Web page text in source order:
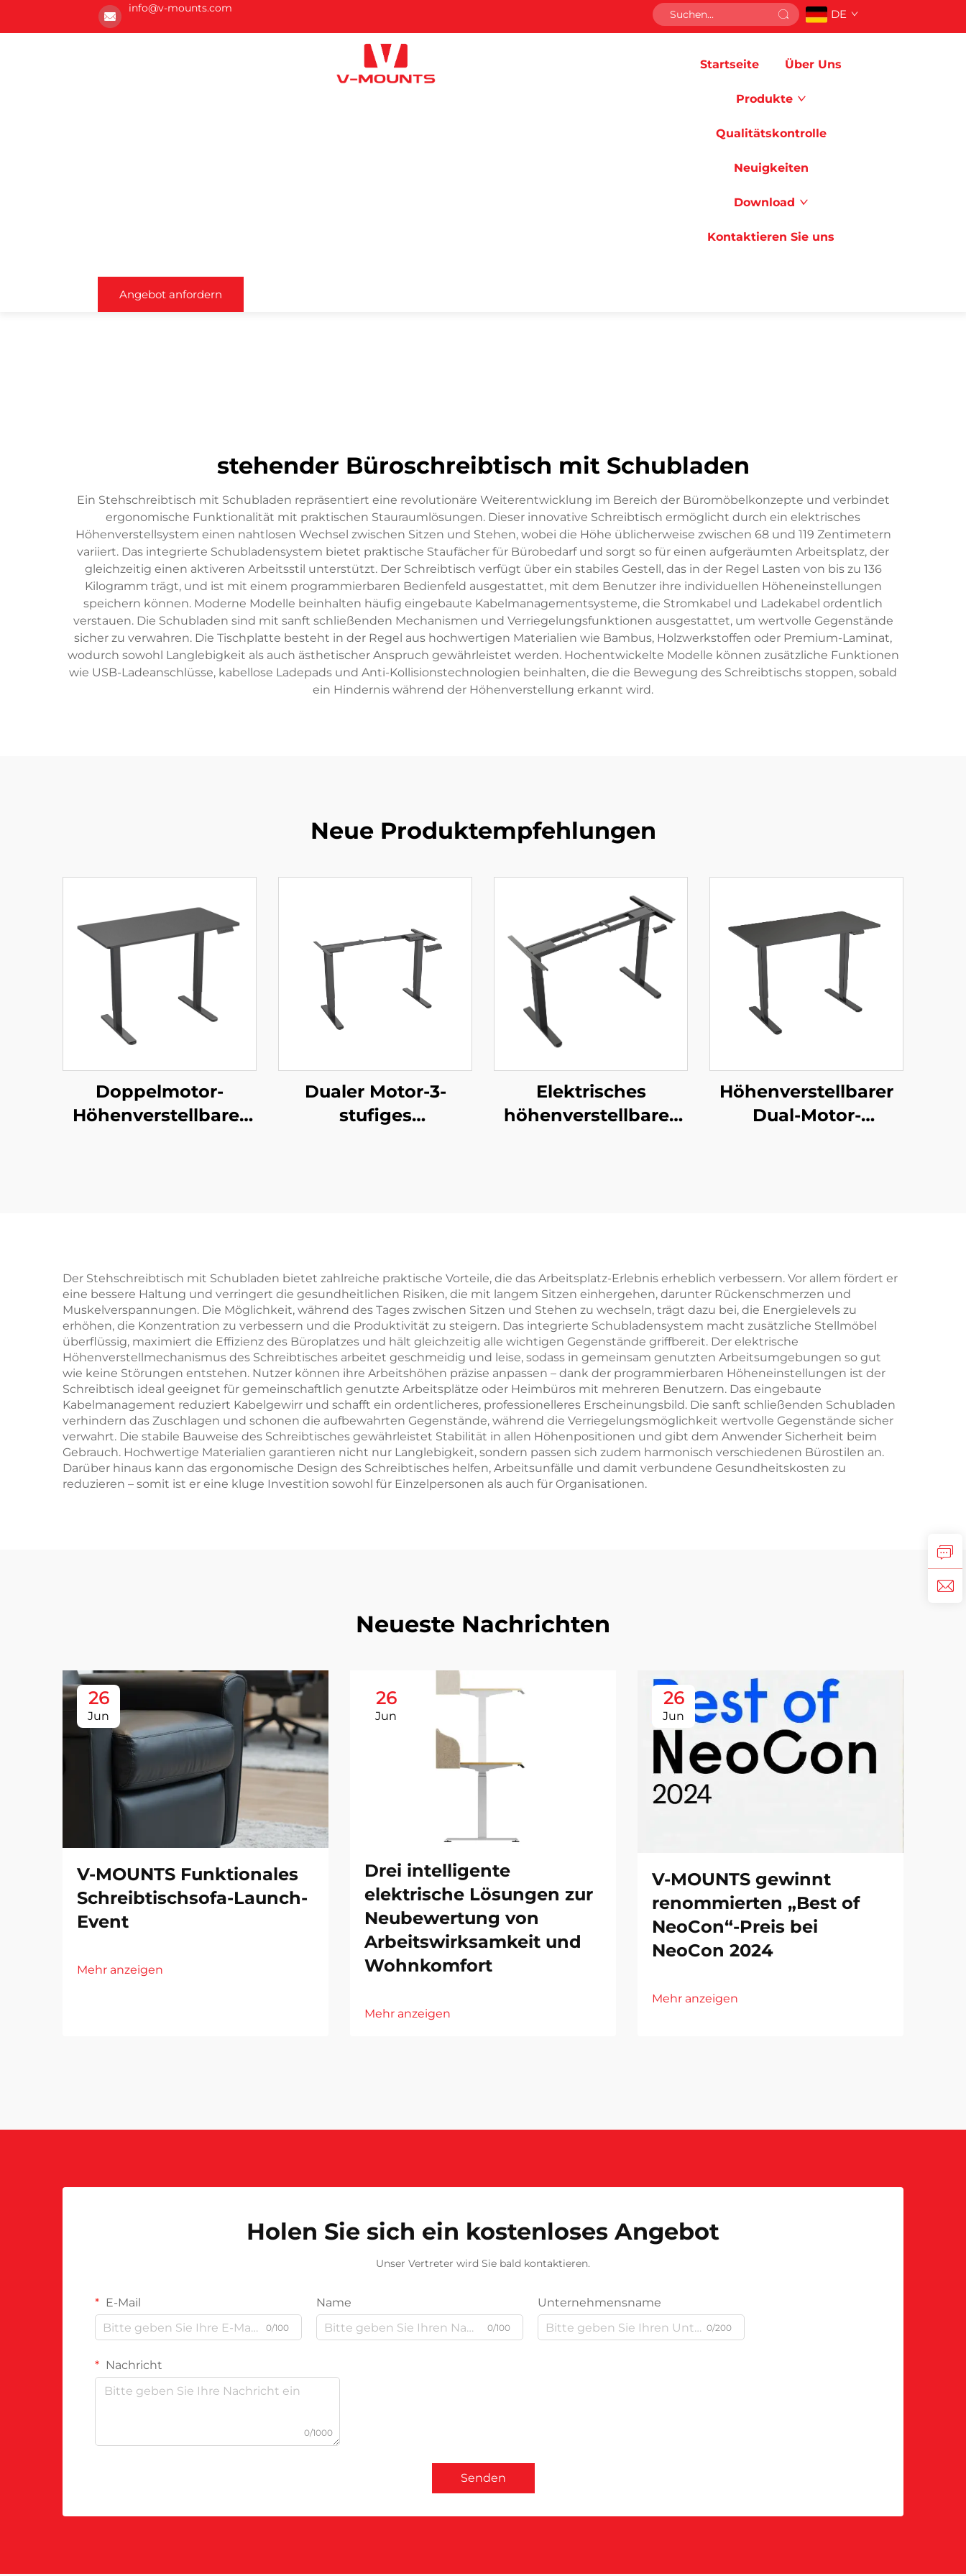
info@v-mounts.com DE
Startseite Über Uns
Produkte
Qualitätskontrolle
Neuigkeiten
Download
Kontaktieren Sie uns
Angebot anfordern
stehender Büroschreibtisch mit Schubladen
Ein Stehschreibtisch mit Schubladen repräsentiert eine revolutionäre Weiterentwicklung im Bereich der Büromöbelkonzepte und verbindet
ergonomische Funktionalität mit praktischen Stauraumlösungen. Dieser innovative Schreibtisch ermöglicht durch ein elektrisches
Höhenverstellsystem einen nahtlosen Wechsel zwischen Sitzen und Stehen, wobei die Höhe üblicherweise zwischen 68 und 119 Zentimetern
variiert. Das integrierte Schubladensystem bietet praktische Staufächer für Bürobedarf und sorgt so für einen aufgeräumten Arbeitsplatz, der
gleichzeitig einen aktiveren Arbeitsstil unterstützt. Der Schreibtisch verfügt über ein stabiles Gestell, das in der Regel Lasten von bis zu 136
Kilogramm trägt, und ist mit einem programmierbaren Bedienfeld ausgestattet, mit dem Benutzer ihre individuellen Höheneinstellungen
speichern können. Moderne Modelle beinhalten häufig eingebaute Kabelmanagementsysteme, die Stromkabel und Ladekabel ordentlich
verstauen. Die Schubladen sind mit sanft schließenden Mechanismen und Verriegelungsfunktionen ausgestattet, um wertvolle Gegenstände
sicher zu verwahren. Die Tischplatte besteht in der Regel aus hochwertigen Materialien wie Bambus, Holzwerkstoffen oder Premium-Laminat,
wodurch sowohl Langlebigkeit als auch ästhetischer Anspruch gewährleistet werden. Hochentwickelte Modelle können zusätzliche Funktionen
wie USB-Ladeanschlüsse, kabellose Ladepads und Anti-Kollisionstechnologien beinhalten, die die Bewegung des Schreibtischs stoppen, sobald
ein Hindernis während der Höhenverstellung erkannt wird.
Neue Produktempfehlungen
Doppelmotor-
Höhenverstellbarer
Dualer Motor-3-
stufiges
Elektrisches
höhenverstellbares
Höhenverstellbarer
Dual-Motor-
Der Stehschreibtisch mit Schubladen bietet zahlreiche praktische Vorteile, die das Arbeitsplatz-Erlebnis erheblich verbessern. Vor allem fördert er
eine bessere Haltung und verringert die gesundheitlichen Risiken, die mit langem Sitzen einhergehen, darunter Rückenschmerzen und
Muskelverspannungen. Die Möglichkeit, während des Tages zwischen Sitzen und Stehen zu wechseln, trägt dazu bei, die Energielevels zu
erhöhen, die Konzentration zu verbessern und die Produktivität zu steigern. Das integrierte Schubladensystem macht zusätzliche Stellmöbel
überflüssig, maximiert die Effizienz des Büroplatzes und hält gleichzeitig alle wichtigen Gegenstände griffbereit. Der elektrische
Höhenverstellmechanismus des Schreibtisches arbeitet geschmeidig und leise, sodass in gemeinsam genutzten Arbeitsumgebungen so gut
wie keine Störungen entstehen. Nutzer können ihre Arbeitshöhen präzise anpassen – dank der programmierbaren Höheneinstellungen ist der
Schreibtisch ideal geeignet für gemeinschaftlich genutzte Arbeitsplätze oder Heimbüros mit mehreren Benutzern. Das eingebaute
Kabelmanagement reduziert Kabelgewirr und schafft ein ordentlicheres, professionelleres Erscheinungsbild. Die sanft schließenden Schubladen
verhindern das Zuschlagen und schonen die aufbewahrten Gegenstände, während die Verriegelungsmöglichkeit wertvolle Gegenstände sicher
verwahrt. Die stabile Bauweise des Schreibtisches gewährleistet Stabilität in allen Höhenpositionen und gibt dem Anwender Sicherheit beim
Gebrauch. Hochwertige Materialien garantieren nicht nur Langlebigkeit, sondern passen sich zudem harmonisch verschiedenen Bürostilen an.
Darüber hinaus kann das ergonomische Design des Schreibtisches helfen, Arbeitsunfälle und damit verbundene Gesundheitskosten zu
reduzieren – somit ist er eine kluge Investition sowohl für Einzelpersonen als auch für Organisationen.
Neueste Nachrichten
26
Jun
V-MOUNTS Funktionales
Schreibtischsofa-Launch-
Event
Mehr anzeigen
26
Jun
Drei intelligente
elektrische Lösungen zur
Neubewertung von
Arbeitswirksamkeit und
Wohnkomfort
Mehr anzeigen
26
Jun
V-MOUNTS gewinnt
renommierten „Best of
NeoCon“-Preis bei
NeoCon 2024
Mehr anzeigen
Holen Sie sich ein kostenloses Angebot
Unser Vertreter wird Sie bald kontaktieren.
E-Mail
0/100
Name
0/100
Unternehmensname
0/200
Nachricht
0/1000
Senden